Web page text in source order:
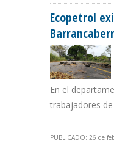
Ecopetrol
En el
trabajadores
PUBLICADO: 26 de